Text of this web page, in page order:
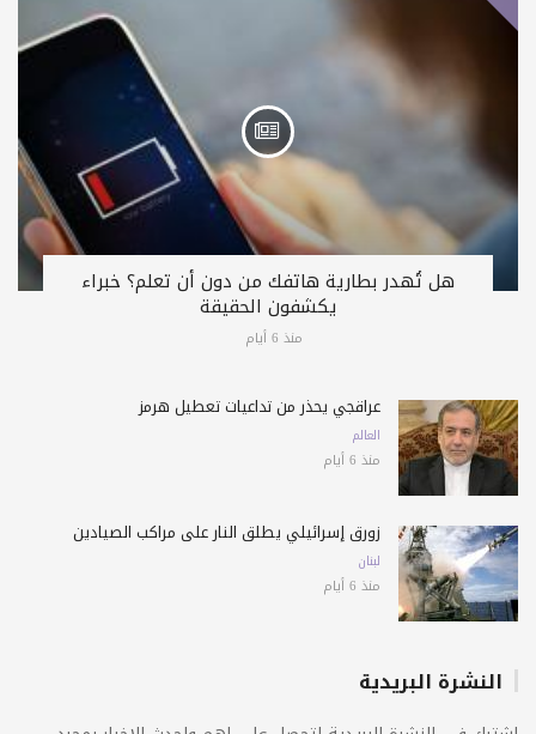
هل تُهدر بطارية هاتفك من دون أن تعلم؟ خبراء
يكشفون الحقيقة
منذ 6 أيام
عراقجي يحذّر من تداعيات تعطيل هرمز
العالم
منذ 6 أيام
زورق إسرائيلي يطلق النار على مراكب الصيادين
لبنان
منذ 6 أيام
النشرة البريدية